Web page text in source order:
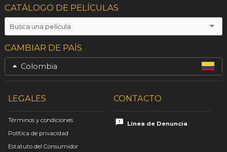
CATÁLOGO DE PELÍCULAS
CAMBIAR DE PAÍS
Colombia
LEGALES
Términos y condiciones
Política de privacidad
Estatuto del Consumidor
CONTACTO
Línea de Denuncia